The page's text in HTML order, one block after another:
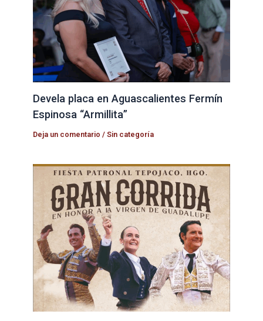
Devela placa en Aguascalientes Fermín
Espinosa “Armillita”
Deja un comentario /Sin categoría